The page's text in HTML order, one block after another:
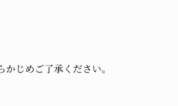
じめご了承ください。